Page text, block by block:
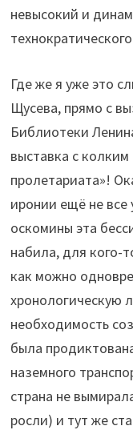
невысокий и
Где же я уже это
Щусева, прямо с
Библиотеки
выставка с
пролетариата»!
иронии ещё не все
оскомины эта
набила, для кого-
как можно
хронологическую
необходимость
была
наземного
страна не
росли) и тут же